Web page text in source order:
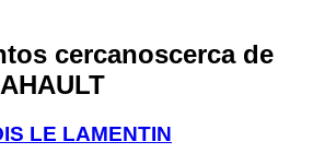
cercanoscerca de
LE LAMENTIN